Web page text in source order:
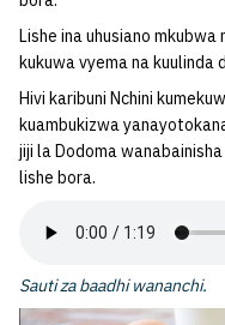
Lishe ina uhusiano
kukuwa vyema na kuulinda
Hivi karibuni Nchini
kuambukizwa
jiji la Dodoma
lishe bora.
Sauti za baadhi wananchi.